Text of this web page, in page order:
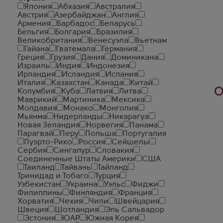
Япония
Абхазия
Австралия
Австрия
Азербайджан
Англия
Армения
Барбадос
Беларусь
Бельгия
Болгария
Бразилия
Великобритания
Венесуэла
Вьетнам
Гайана
Гватемала
Германия
Греция
Грузия Дания
Доминикана
Израиль
Индия
Индонезия
Ирландия
Исландия
Испания
Италия
Казахстан Канада
Китай
Колумбия
Куба Латвия
Литва
Маврикий
Мартиника
Мексика
Молдавия
Монако
Монголия
Мьянма
Нидерланды
Никарагуа
Новая Зеландия
Норвегия
Панама
Парагвай
Перу Польша
Португалия
Пуэрто-Рико
Россия
Сейшелы
Сербия
Сингапур
Словакия
Соединенные Штаты Америки
США
Таиланд
Тайвань
Тайланд
Тринидад и Тобаго
Турция
Узбекистан
Украина Уэльс
Фиджи
Филиппины
Финляндия
Франция
Хорватия
Чехия Чили
Швейцария
Швеция
Шотландия
Эль Сальвадор
Эстония
ЮАР
Южная Корея